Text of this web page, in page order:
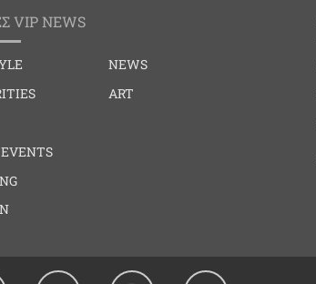
VIP NEWS
NEWS
ART